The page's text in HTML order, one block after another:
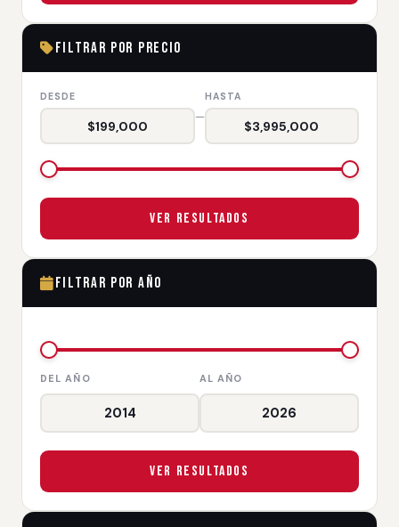
Filtrar por Precio
DESDE
$199,000
—
HASTA
$3,995,000
Ver Resultados
Filtrar por Año
DEL AÑO AL AÑO
Ver Resultados